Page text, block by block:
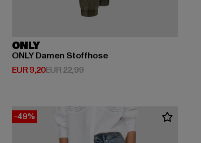
ONLY
ONLY Damen Stoffhose
EUR 9,20
Derzeitiger Preis: EUR 9,20
EUR 22,99Aktionspreis: EUR 22,99
-49%